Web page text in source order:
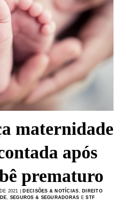
maternidade
após
prematuro
2021 | DECISÕES & NOTÍCIAS, DIREITO
, SEGUROS & SEGURADORAS ESTF